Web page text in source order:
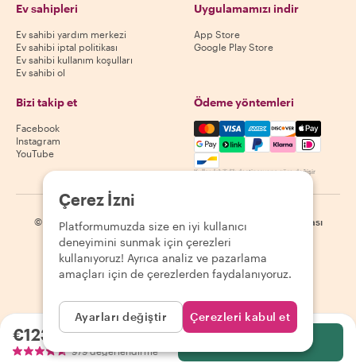
€123.41kişi başı
979 değerlendirme
Ev sahipleri
Ev sahibi yardım merkezi
Ev sahibi iptal politikası
Ev sahibi kullanım koşulları
Ev sahibi ol
Uygulamamızı indir
App Store
Google Play Store
Bizi takip et
Facebook
Instagram
YouTube
Ödeme yöntemleri
Mastercard, Visa, Amex,
Kullanılabilirlik destinasyona göre değişir
© 2026 Withlocals.com Gizlilik Politikası | Site haritası
Çerez İzni
Platformumuzda size en iyi kullanıcı
deneyimini sunmak için çerezleri
kullanıyoruz! Ayrıca analiz ve pazarlama
amaçları için de çerezlerden faydalanıyoruz.
Ayarları değiştir Çerezleri kabul et